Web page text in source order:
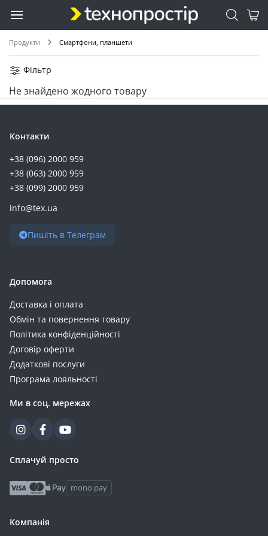
Продукти Смартфони, планшети
Фільтр
Не знайдено жодного товару
Контакти
+38 (096) 2000 959
+38 (063) 2000 959
+38 (099) 2000 959
info@tex.ua
Пишіть в Телеграм
Допомога
Доставка і оплата
Обмін та повернення товару
Політика конфіденційності
Договір оферти
Додаткові послуги
Програма лояльності
Ми в соц. мережах
Сплачуй просто
mono pay
Компанія